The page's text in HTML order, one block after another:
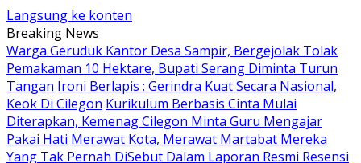
Langsung ke konten
Breaking News
Warga Geruduk Kantor Desa Sampir, Bergejolak Tolak
Pemakaman 10 Hektare, Bupati Serang Diminta Turun
Tangan Ironi Berlapis : Gerindra Kuat Secara Nasional,
Keok Di Cilegon Kurikulum Berbasis Cinta Mulai
Diterapkan, Kemenag Cilegon Minta Guru Mengajar
Pakai Hati Merawat Kota, Merawat Martabat Mereka
Yang Tak Pernah DiSebut Dalam Laporan Resmi Resensi